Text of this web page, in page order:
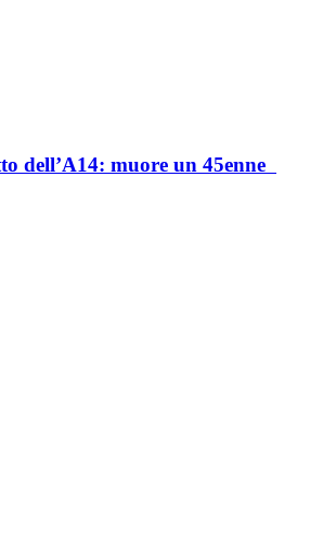
dell’A14: muore un 45enne